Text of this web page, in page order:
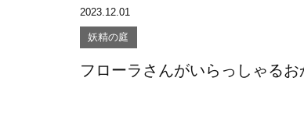
2023.12.01
妖精の庭
フローラさんがいらっしゃる